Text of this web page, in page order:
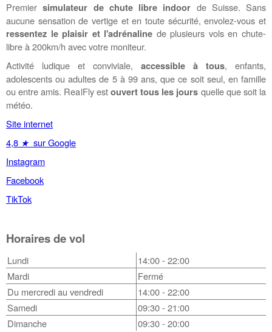
Premiersimulateur de chute libre indoor de Suisse. Sans
aucune sensation de vertige et en toute sécurité, envolez-vous et
ressentez le plaisir et l'adrénaline de plusieurs vols en chute-
libre à 200km/h avec votre moniteur.
Activité ludique et conviviale, accessible à tous, enfants,
adolescents ou adultes de 5 à 99 ans, que ce soit seul, en famille
ou entre amis. RealFly estouvert tous les jours quelle que soit la
météo.
Site internet
4,8 ★ sur Google
Instagram
Facebook
TikTok
Horaires de vol
Lundi
14:00 - 22:00
Mardi
Fermé
Du mercredi au vendredi
14:00 - 22:00
Samedi
09:30 - 21:00
Dimanche
09:30 - 20:00